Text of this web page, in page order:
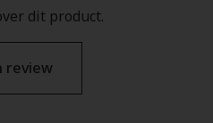
dit product.
review